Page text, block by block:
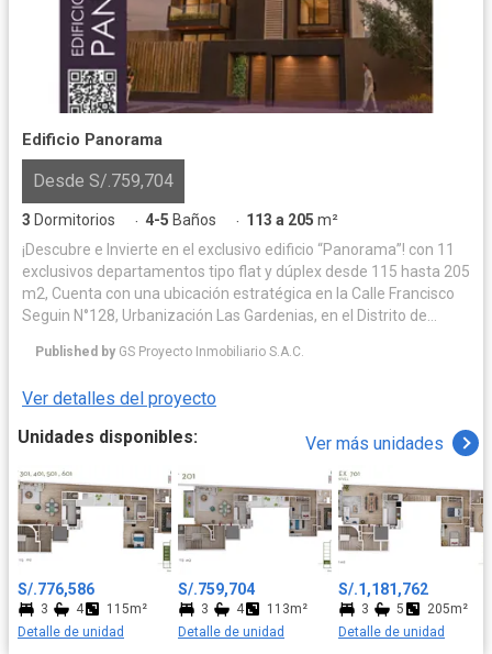
Edificio Panorama
Desde S/.759,704
3 Dormitorios · 4-5 Baños · 113 a 205 m²
¡Descubre e Invierte en el exclusivo edificio “Panorama”! con 11
exclusivos departamentos tipo flat y dúplex desde 115 hasta 205
m2, Cuenta con una ubicación estratégica en la Calle Francisco
Seguin N°128, Urbanización Las Gardenias, en el Distrito de
Astete) Este proyecto está rodeado de hermosos parques
distribución funcional en cada nivel, este edificio ofrece una
excelente iluminación y ventilación natural. Cada unidad
inmobiliaria cuenta con sala comedor, baño de visita, terrazas
con zonas de BBQ, opciones de cocina cerrada o abierta con
muebles altos, bajos y tableros de granito y cuarzo, patio
lavandería, cuarto y baño de servicio, estar TV familiar y 3
dormitorios con amplios closets, el principal incluye su propio
baño y los otros 2 dormitorios comparten un baño secundario
Todos los departamentos cuentan con uno o dos
estacionamientos y un depósito a elección del cliente. ¡Te
invitamos a visitar nuestra caseta de ventas en la Calle Francisco
Published by GS Proyecto Inmobiliario S.A.C.
Ver detalles del proyecto
Unidades disponibles:
Ver más unidades
S/.776,586
3 4
115m²
Detalle de unidad
S/.759,704
3 4
113m²
Detalle de unidad
S/.1,181,762
3 5
205m²
Detalle de unidad